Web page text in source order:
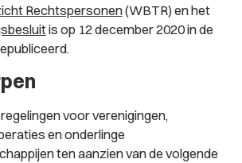
Rechtspersonen(WBTR) en het
is op 12 december 2020 in de
voor verenigingen,
en onderlinge
ten aanzien van de volgende